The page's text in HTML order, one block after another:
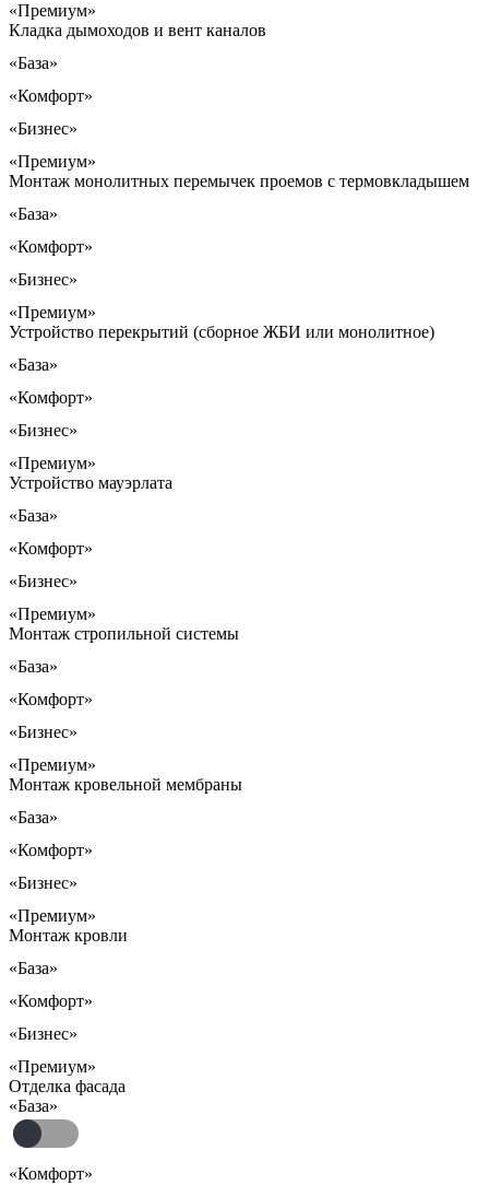
«Премиум»
Кладка дымоходов и вент каналов
«База»
«Комфорт»
«Бизнес»
«Премиум»
Монтаж монолитных перемычек проемов с термовкладышем
«База»
«Комфорт»
«Бизнес»
«Премиум»
Устройство перекрытий (сборное ЖБИ или монолитное)
«База»
«Комфорт»
«Бизнес»
«Премиум»
Устройство мауэрлата
«База»
«Комфорт»
«Бизнес»
«Премиум»
Монтаж стропильной системы
«База»
«Комфорт»
«Бизнес»
«Премиум»
Монтаж кровельной мембраны
«База»
«Комфорт»
«Бизнес»
«Премиум»
Монтаж кровли
«База»
«Комфорт»
«Бизнес»
«Премиум»
Отделка фасада
«База»
«Комфорт»